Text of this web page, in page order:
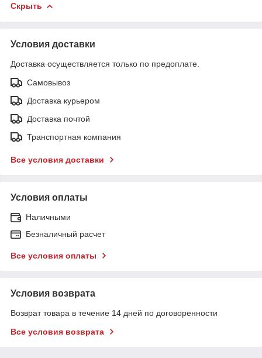
Скрыть
Условия доставки
Доставка осуществляется только по предоплате.
Самовывоз
Доставка курьером
Доставка почтой
Транспортная компания
Все условия доставки
Условия оплаты
Наличными
Безналичный расчет
Все условия оплаты
Условия возврата
Возврат товара в течение 14 дней по договоренности
Все условия возврата